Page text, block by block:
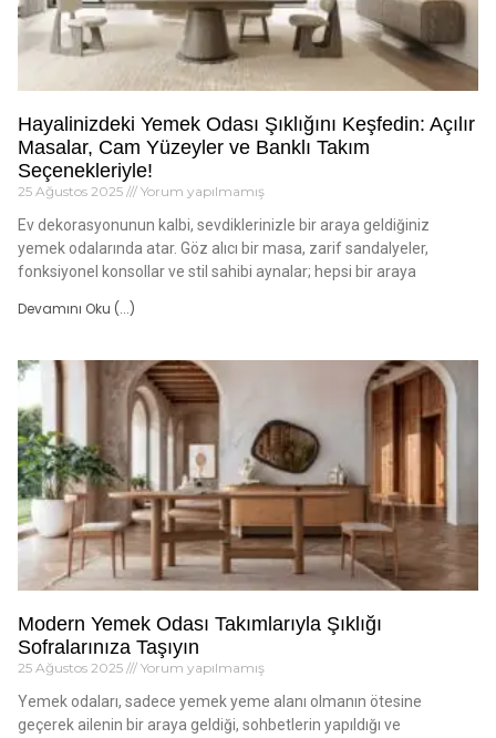
Hayalinizdeki Yemek Odası Şıklığını Keşfedin: Açılır
Masalar, Cam Yüzeyler ve Banklı Takım
Seçenekleriyle!
25 Ağustos 2025 Yorum yapılmamış
Ev dekorasyonunun kalbi, sevdiklerinizle bir araya geldiğiniz
yemek odalarında atar. Göz alıcı bir masa, zarif sandalyeler,
fonksiyonel konsollar ve stil sahibi aynalar; hepsi bir araya
Devamını Oku (...)
Modern Yemek Odası Takımlarıyla Şıklığı
Sofralarınıza Taşıyın
25 Ağustos 2025 Yorum yapılmamış
Yemek odaları, sadece yemek yeme alanı olmanın ötesine
geçerek ailenin bir araya geldiği, sohbetlerin yapıldığı ve